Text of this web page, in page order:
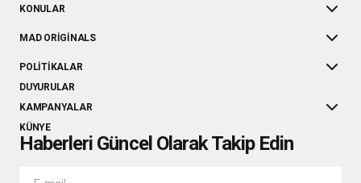
KONULAR
MAD ORIGINALS
POLITIKALAR
DUYURULAR
KAMPANYALAR
KÜNYE
Haberleri Güncel Olarak Takip Edin